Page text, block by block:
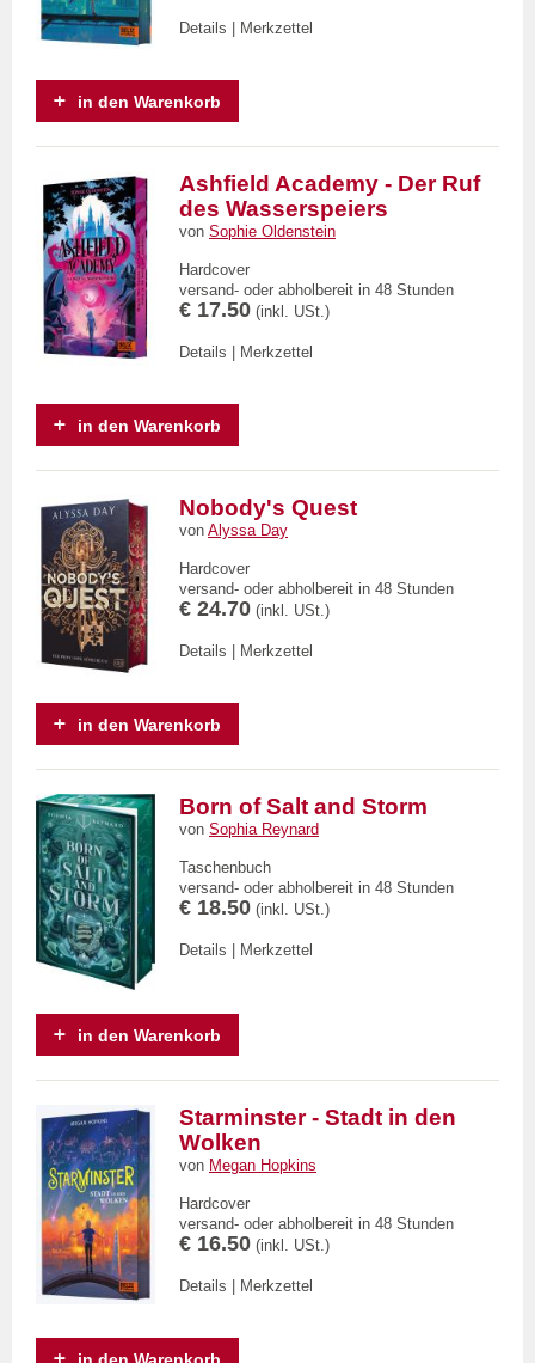
Details Merkzettel
in den Warenkorb
Ashfield Academy - Der Ruf
des Wasserspeiers
von Sophie Oldenstein
Hardcover
versand- oder abholbereit in 48 Stunden
€ 17.50 (inkl. USt.)
Details Merkzettel
in den Warenkorb
Nobody's Quest
von Alyssa Day
Hardcover
versand- oder abholbereit in 48 Stunden
€ 24.70 (inkl. USt.)
Details Merkzettel
in den Warenkorb
Born of Salt and Storm
von Sophia Reynard
Taschenbuch
versand- oder abholbereit in 48 Stunden
€ 18.50 (inkl. USt.)
Details Merkzettel
in den Warenkorb
Starminster - Stadt in den
Wolken
von Megan Hopkins
Hardcover
versand- oder abholbereit in 48 Stunden
€ 16.50 (inkl. USt.)
Details Merkzettel